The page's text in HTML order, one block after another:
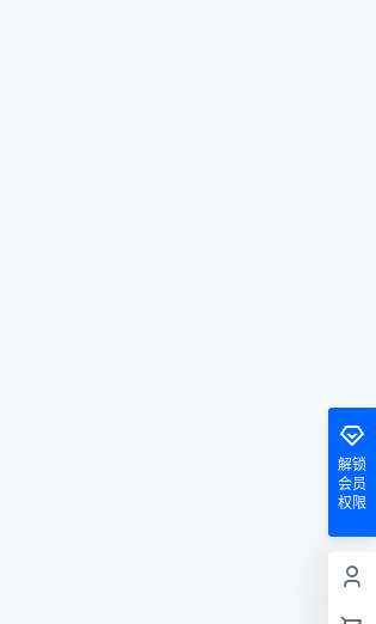
解锁
会员
权限